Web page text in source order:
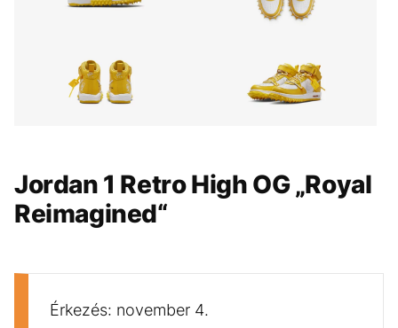
Jordan 1 Retro High OG „Royal
Reimagined“
Érkezés: november 4.